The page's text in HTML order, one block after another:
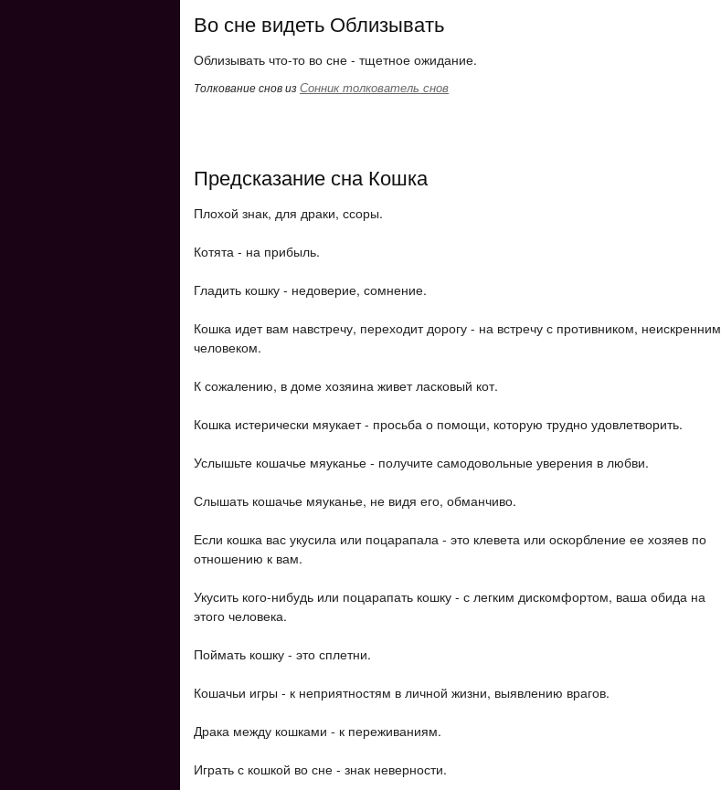
Во сне видеть Облизывать
Облизывать что-то во сне - тщетное ожидание.
Толкование снов изСонник толкователь снов
Предсказание сна Кошка
Плохой знак, для драки, ссоры.
Котята - на прибыль.
Гладить кошку - недоверие, сомнение.
Кошка идет вам навстречу, переходит дорогу - на встречу с противником, неискренним
человеком.
К сожалению, в доме хозяина живет ласковый кот.
Кошка истерически мяукает - просьба о помощи, которую трудно удовлетворить.
Услышьте кошачье мяуканье - получите самодовольные уверения в любви.
Слышать кошачье мяуканье, не видя его, обманчиво.
Если кошка вас укусила или поцарапала - это клевета или оскорбление ее хозяев по
отношению к вам.
Укусить кого-нибудь или поцарапать кошку - с легким дискомфортом, ваша обида на
этого человека.
Поймать кошку - это сплетни.
Кошачьи игры - к неприятностям в личной жизни, выявлению врагов.
Драка между кошками - к переживаниям.
Играть с кошкой во сне - знак неверности.